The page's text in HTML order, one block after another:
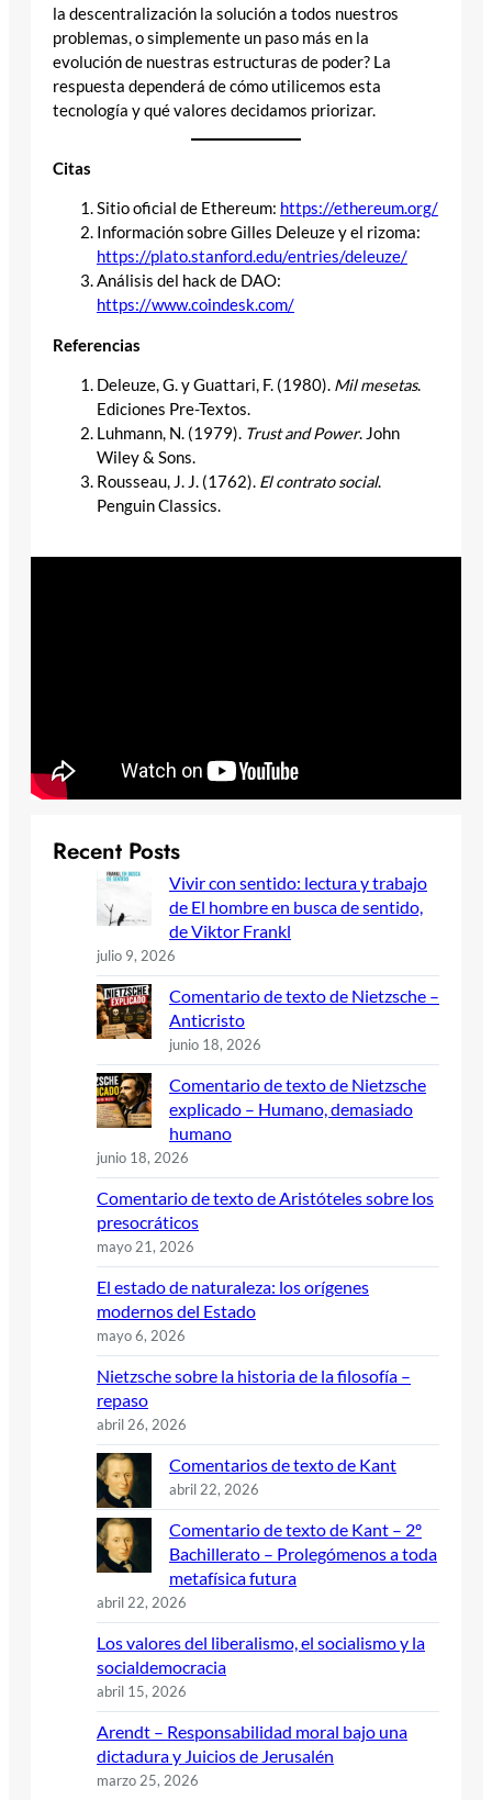
la descentralización la solución a todos nuestros
problemas, o simplemente un paso más en la
evolución de nuestras estructuras de poder? La
respuesta dependerá de cómo utilicemos esta
tecnología y qué valores decidamos priorizar.
Citas
Sitio oficial de Ethereum: https://ethereum.org/
Información sobre Gilles Deleuze y el rizoma:
https://plato.stanford.edu/entries/deleuze/
Análisis del hack de DAO:
https://www.coindesk.com/
Referencias
Deleuze, G. y Guattari, F. (1980). Mil mesetas.
Ediciones Pre-Textos.
Luhmann, N. (1979). Trust and Power. John
Wiley & Sons.
Rousseau, J. J. (1762). El contrato social.
Penguin Classics.
Recent Posts
Vivir con sentido: lectura y trabajo
de El hombre en busca de sentido,
de Viktor Frankl
julio 9, 2026
Comentario de texto de Nietzsche –
Anticristo
junio 18, 2026
Comentario de texto de Nietzsche
explicado – Humano, demasiado
humano
junio 18, 2026
Comentario de texto de Aristóteles sobre los
presocráticos
mayo 21, 2026
El estado de naturaleza: los orígenes
modernos del Estado
mayo 6, 2026
Nietzsche sobre la historia de la filosofía –
repaso
abril 26, 2026
Comentarios de texto de Kant
abril 22, 2026
Comentario de texto de Kant – 2º
Bachillerato – Prolegómenos a toda
metafísica futura
abril 22, 2026
Los valores del liberalismo, el socialismo y la
socialdemocracia
abril 15, 2026
Arendt – Responsabilidad moral bajo una
dictadura y Juicios de Jerusalén
marzo 25, 2026